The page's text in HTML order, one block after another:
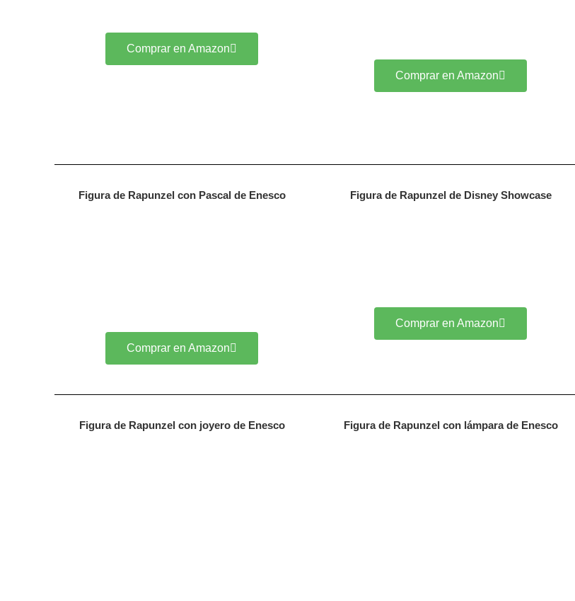
Comprar en Amazon
Comprar en Amazon
Figura de Rapunzel con Pascal de Enesco
Comprar en Amazon
Figura de Rapunzel de Disney Showcase
Comprar en Amazon
Figura de Rapunzel con joyero de Enesco Figura de Rapunzel con lámpara de Enesco